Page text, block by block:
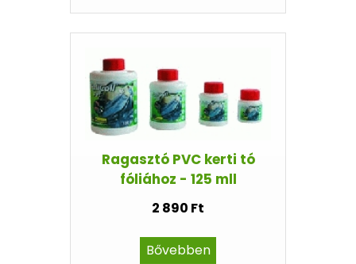
Ragasztó PVC kerti tó
fóliához - 125 mll
2 890 Ft
Bővebben